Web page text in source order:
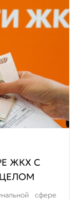
ЖКХ С
ЦЕЛОМ
сфере